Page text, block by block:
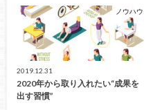
ノウハウ
2019.12.31
2020年から取り入れたい“成果を
出す習慣”